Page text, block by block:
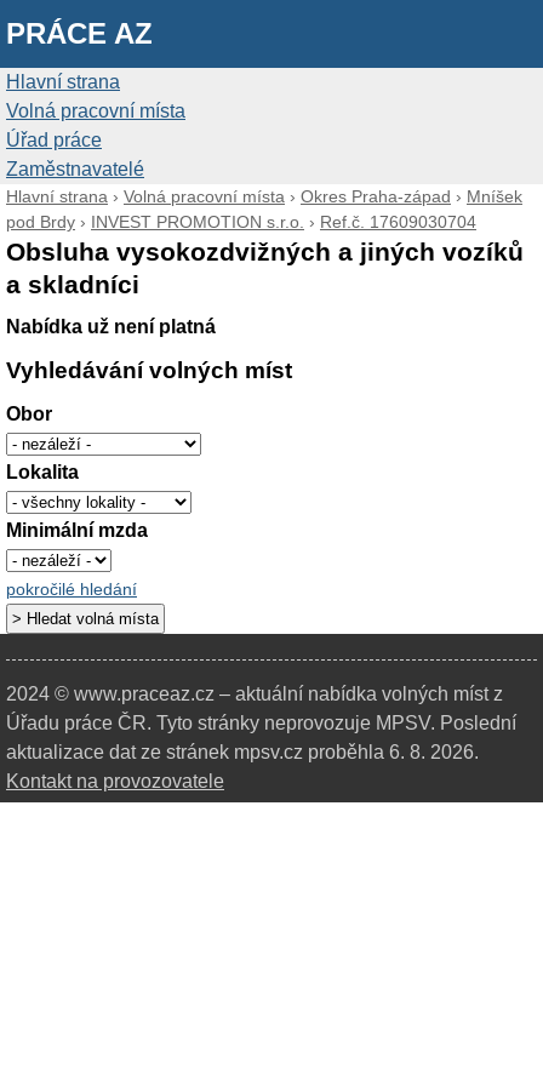
PRÁCE AZ
Hlavní strana
Volná pracovní místa
Úřad práce
Zaměstnavatelé
Hlavní strana › Volná pracovní místa › Okres Praha-západ › Mníšek
pod Brdy › INVEST PROMOTION s.r.o. › Ref.č. 17609030704
Obsluha vysokozdvižných a jiných vozíků
a skladníci
Nabídka už není platná
Vyhledávání volných míst
Obor
Lokalita
Minimální mzda
pokročilé hledání
2024 © www.praceaz.cz – aktuální nabídka volných míst z
Úřadu práce ČR. Tyto stránky neprovozuje MPSV. Poslední
aktualizace dat ze stránek mpsv.cz proběhla 6. 8. 2026.
Kontakt na provozovatele